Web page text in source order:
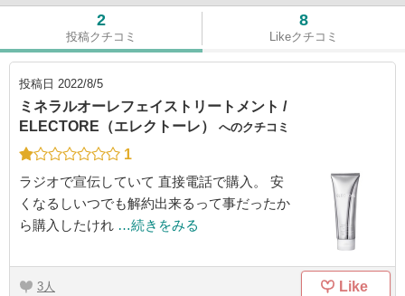
2
投稿クチコミ
8
Likeクチコミ
投稿日 2022/8/5
ミネラルオーレフェイストリートメント /
ELECTORE（エレクトーレ） へのクチコミ
1
ラジオで宣伝していて 直接電話で購入。 安
くなるしいつでも解約出来るって事だったか
ら購入したけれ …続きをみる
3 Like